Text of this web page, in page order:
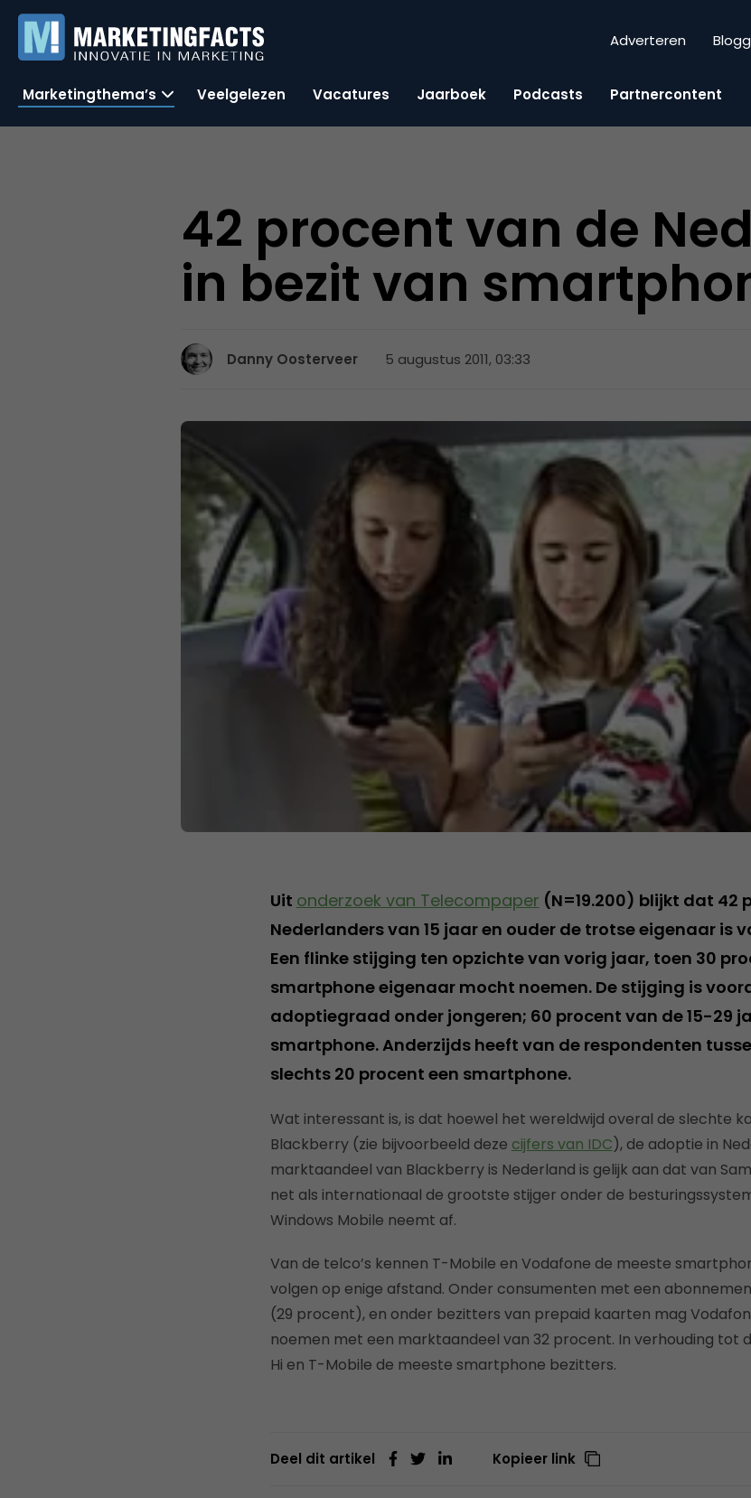
Adverteren
Marketingthema’s Veelgelezen Vacatures Jaarboek Podcasts Partnercontent
42 procent van de
in bezit van
Danny Oosterveer 5 augustus 2011, 03:33
Uit onderzoek van Telecompaper (N=19.200) blijkt dat 42
Nederlanders van 15 jaar en ouder de trotse eigenaar is
Een flinke stijging ten opzichte van vorig jaar, toen 30
smartphone eigenaar mocht noemen. De stijging is
adoptiegraad onder jongeren; 60 procent van de 15-29
smartphone. Anderzijds heeft van de respondenten
slechts 20 procent een smartphone.
Wat interessant is, is dat hoewel het wereldwijd overal de slechte
Blackberry (zie bijvoorbeeld deze cijfers van IDC), de adoptie in
marktaandeel van Blackberry is Nederland is gelijk aan dat van
net als internationaal de grootste stijger onder de
Windows Mobile neemt af.
Van de telco’s kennen T-Mobile en Vodafone de meeste
volgen op enige afstand. Onder consumenten met een
(29 procent), en onder bezitters van prepaid kaarten mag
noemen met een marktaandeel van 32 procent. In verhouding tot
Hi en T-Mobile de meeste smartphone bezitters.
Deel dit artikel Kopieer link